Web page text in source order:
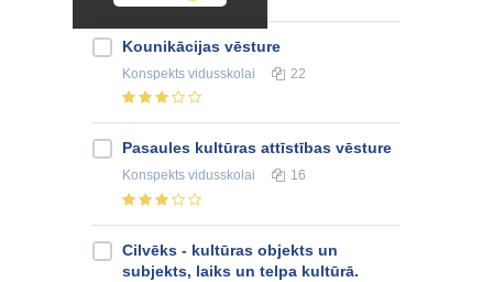
Kounikācijas vēsture
Konspekts vidusskolai 22
Pasaules kultūras attīstības vēsture
Konspekts vidusskolai 16
Cilvēks - kultūras objekts un
subjekts, laiks un telpa kultūrā.